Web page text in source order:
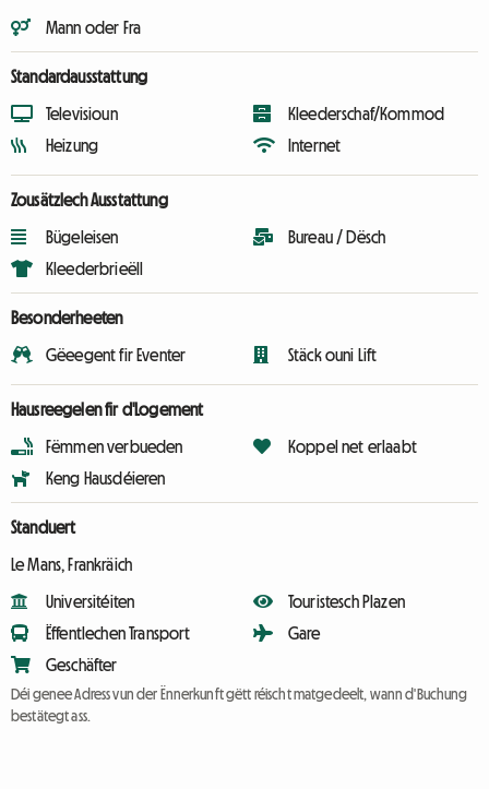
Mann oder Fra
Standardausstattung
Televisioun
Heizung
Kleederschaf/Kommod
Internet
Zousätzlech Ausstattung
Bügeleisen
Kleederbrieëll
Bureau / Dësch
Besonderheeten
Gëeegent fir Eventer Stäck ouni Lift
Hausreegelen fir d'Logement
Fëmmen verbueden
Keng Hausdéieren
Koppel net erlaabt
Standuert
Le Mans, Frankräich
Universitéiten
Ëffentlechen Transport
Geschäfter
Touristesch Plazen
Gare
Déi genee Adress vun der Ënnerkunft gëtt réischt matgedeelt, wann d'Buchung
bestätegt ass.